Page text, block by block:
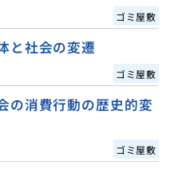
ゴミ屋敷
と社会の変遷
ゴミ屋敷
の消費行動の歴史的変
ゴミ屋敷